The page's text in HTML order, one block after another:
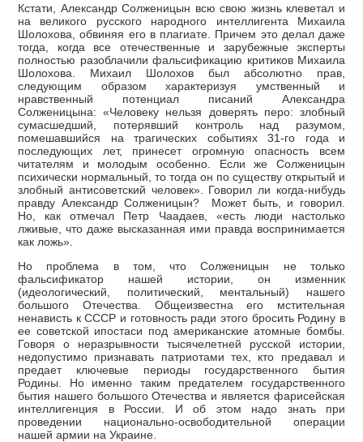
Кстати, Александр Солженицын всю свою жизнь клеветал и
на великого русского народного интеллигента Михаила
Шолохова, обвиняя его в плагиате. Причем это делал даже
тогда, когда все отечественные и зарубежные эксперты
полностью разоблачили фальсификацию критиков Михаила
Шолохова. Михаил Шолохов был абсолютно прав,
следующим образом характеризуя умственный и
нравственный потенциал писаний Александра
Солженицына: «Человеку нельзя доверять перо: злобный
сумасшедший, потерявший контроль над разумом,
помешавшийся на трагических событиях 31-го года и
последующих лет, принесет огромную опасность всем
читателям и молодым особенно. Если же Солженицын
психически нормальный, то тогда он по существу открытый и
злобный антисоветский человек». Говорил ли когда-нибудь
правду Александр Солженицын? Может быть, и говорил.
Но, как отмечал Петр Чаадаев, «есть люди настолько
лживые, что даже высказанная ими правда воспринимается
как ложь».
Но проблема в том, что Солженицын не только
фальсификатор нашей истории, он изменник
(идеологический, политический, ментальный) нашего
большого Отечества. Общеизвестна его мстительная
ненависть к СССР и готовность ради этого бросить Родину в
ее советской ипостаси под американские атомные бомбы.
Говоря о неразрывности тысячелетней русской истории,
недопустимо признавать патриотами тех, кто предавал и
предает ключевые периоды государственного бытия
Родины. Но именно таким предателем государственного
бытия нашего большого Отечества и является фарисейская
интеллигенция в России. И об этом надо знать при
проведении национально-освободительной операции
нашей армии на Украине.